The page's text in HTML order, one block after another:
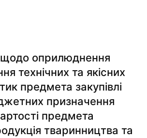
щодо оприлюднення
технічних та якісних
предмета закупівлі
призначення
предмета
тваринництва та